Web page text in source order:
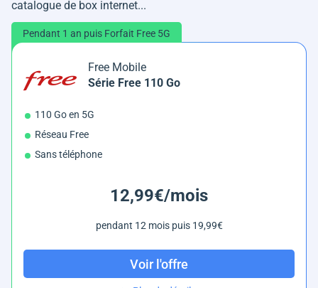
catalogue de box internet...
Pendant 1 an puis Forfait Free 5G
Free Mobile
Série Free 110 Go
110 Go en 5G
Réseau Free
Sans téléphone
12,99€/mois
pendant 12 mois puis 19,99€
Voir l'offre